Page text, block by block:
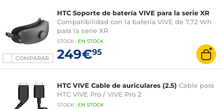
COMPARAR
HTC Soporte de batería VIVE para la serie XR
Compatibilidad con la batería VIVE de 7,72 Wh
para la serie XR
STOCK : EN STOCK
249€95
HTC VIVE Cable de auriculares (2.5) Cable para
HTC VIVE Pro / VIVE Pro 2
STOCK : EN STOCK